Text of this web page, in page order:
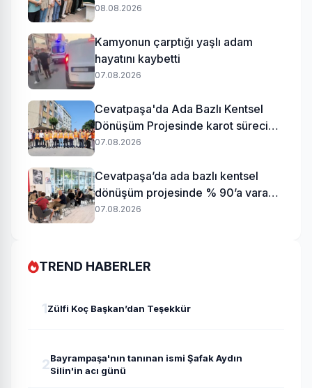
08.08.2026
Kamyonun çarptığı yaşlı adam
hayatını kaybetti
07.08.2026
Cevatpaşa'da Ada Bazlı Kentsel
Dönüşüm Projesinde karot süreci
başladı
07.08.2026
Cevatpaşa’da ada bazlı kentsel
dönüşüm projesinde % 90’a varan
uzlaşı
07.08.2026
TREND HABERLER
1Zülfi Koç Başkan’dan Teşekkür
2Bayrampaşa'nın tanınan ismi Şafak Aydın
Silin'in acı günü